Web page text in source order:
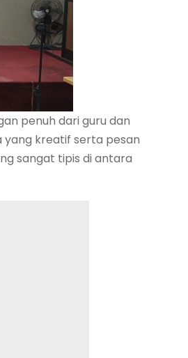
penuh dari guru dan
yang kreatif serta pesan
sangat tipis di antara